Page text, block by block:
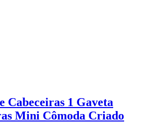
Cabeceiras 1 Gaveta
Mini Cômoda Criado